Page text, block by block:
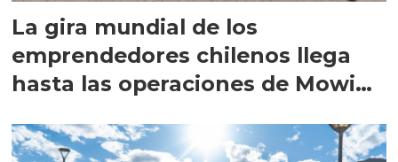
La gira mundial de los
emprendedores chilenos llega
hasta las operaciones de Mowi